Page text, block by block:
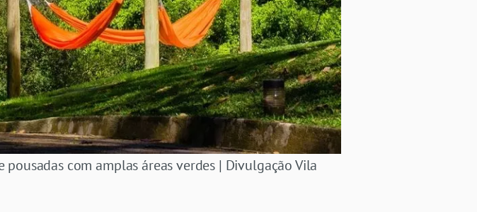
com amplas áreas verdes | Divulgação Vila